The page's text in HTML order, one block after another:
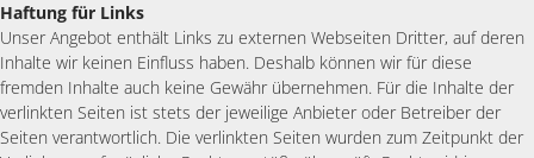
Haftung für Links
Unser Angebot enthält Links zu externen Webseiten Dritter, auf deren
Inhalte wir keinen Einfluss haben. Deshalb können wir für diese
fremden Inhalte auch keine Gewähr übernehmen. Für die Inhalte der
verlinkten Seiten ist stets der jeweilige Anbieter oder Betreiber der
Seiten verantwortlich. Die verlinkten Seiten wurden zum Zeitpunkt der